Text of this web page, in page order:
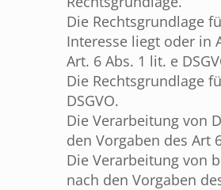
Die Rechtsgrundlage
Interesse liegt oder in
Art. 6 Abs. 1 lit. e
Die Rechtsgrundlage
DSGVO.
Die Verarbeitung von
den Vorgaben des Art
Die Verarbeitung von
nach den Vorgaben